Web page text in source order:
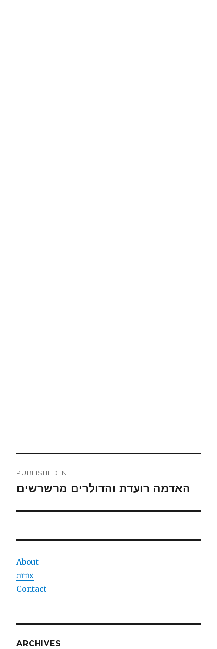
navigation
PUBLISHED IN
האדמה רועדת והדולרים מרשרשים
About
אודות
Contact
ARCHIVES